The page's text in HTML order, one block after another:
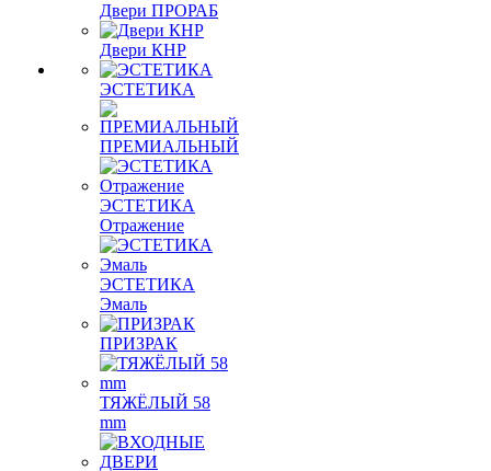
Двери ПРОРАБ
Двери КНР
ЭСТЕТИКА
ПРЕМИАЛЬНЫЙ
ЭСТЕТИКА
Отражение
ЭСТЕТИКА
Эмаль
ПРИЗРАК
ТЯЖЁЛЫЙ 58
mm